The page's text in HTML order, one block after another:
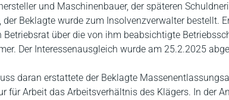
und Maschinenbauer, der späteren
der Beklagte wurde zum Insolvenzverwalter bestellt.
Betriebsrat über die von ihm beabsichtigte
Der Interessenausgleich wurde am 25.2.2025
daran erstattete der Beklagte
für Arbeit das Arbeitsverhältnis des Klägers. In der